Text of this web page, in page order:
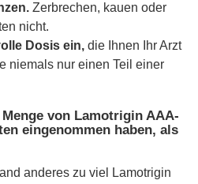
Zerbrechen, kauen oder
nicht.
Dosis ein, die Ihnen Ihr Arzt
niemals nur einen Teil einer
von Lamotrigin AAA-
eingenommen haben, als
anderes zu viel Lamotrigin